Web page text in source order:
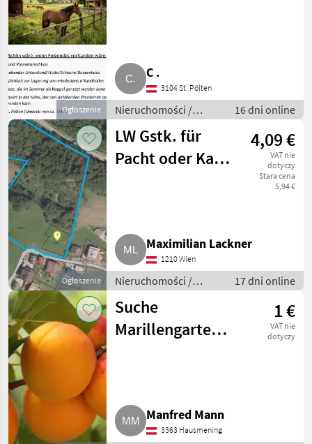
Ogłoszenie
C .
3104 St. Pölten
Nieruchomości /
Działki
16 dni online
Ogłoszenie
LW Gstk. für
Pacht oder Kauf,
4,09 €
VAT nie
dotyczy
Stara cena
5,94 €
Maximilian Lackner
1210 Wien
Nieruchomości /
Działki
17 dni online
Suche
Marillengarten
1 €
VAT nie
dotyczy
Manfred Mann
3363 Hausmening